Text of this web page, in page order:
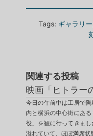
Tags: ギャラリー
関連する投稿
映画「ヒトラー
今日の午前中は工房で
内と横浜の中心街にあ
役」を観に行ってきま
溢れていて、ほぼ満席